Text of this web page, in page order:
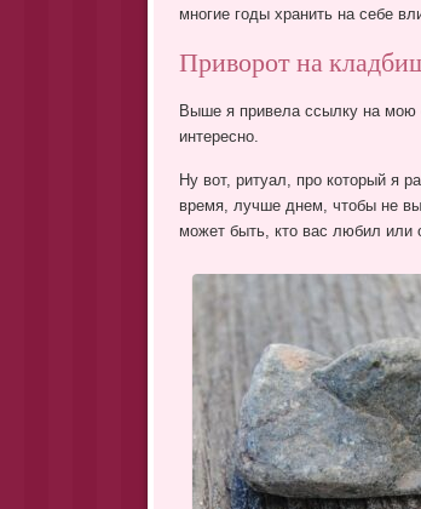
многие годы хранить на себе
Приворот на
Выше я привела ссылку на мою
интересно.
Ну вот, ритуал, про который я
время, лучше днем, чтобы не
может быть, кто вас любил или